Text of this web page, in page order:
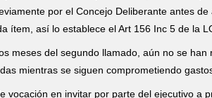
por el Concejo Deliberante antes
ítem, así lo establece el Art 156 Inc 5 de la
meses del segundo llamado, aún no se
mientras se siguen comprometiendo
vocación en invitar por parte del ejecutivo a